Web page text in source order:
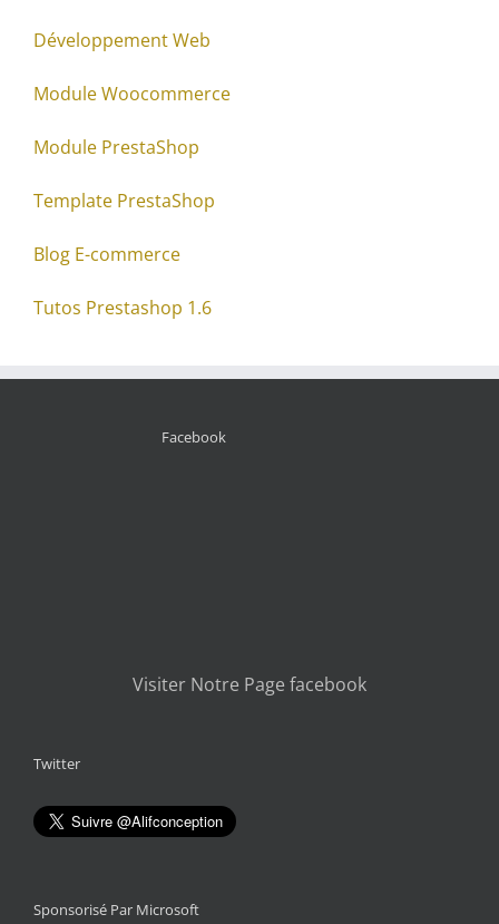
Développement Web
Module Woocommerce
Module PrestaShop
Template PrestaShop
Blog E-commerce
Tutos Prestashop 1.6
Facebook
Visiter Notre Page facebook
Twitter
Sponsorisé Par Microsoft